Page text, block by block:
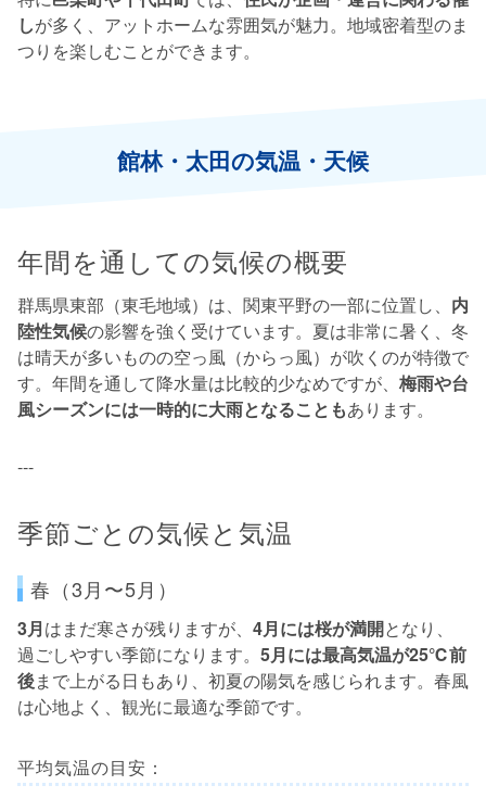
しが多く、アットホームな雰囲気が魅力。地域密着型のま
つりを楽しむことができます。
館林・太田の気温・天候
年間を通しての気候の概要
群馬県東部（東毛地域）は、関東平野の一部に位置し、 内
陸性気候の影響を強く受けています。夏は非常に暑く、冬
は晴天が多いものの空っ風（からっ風）が吹くのが特徴で
す。年間を通して降水量は比較的少なめですが、 梅雨や台
風シーズンには一時的に大雨となることもあります。
---
季節ごとの気候と気温
春（3月〜5月）
3月はまだ寒さが残りますが、 4月には桜が満開となり、
過ごしやすい季節になります。 5月には最高気温が25℃前
後まで上がる日もあり、初夏の陽気を感じられます。春風
は心地よく、観光に最適な季節です。
平均気温の目安：